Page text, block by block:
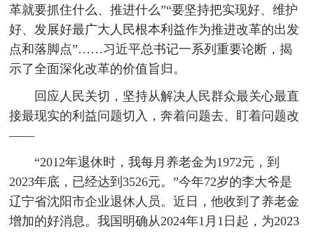
革就要抓住什么、推进什么”“要坚持把实现好、维护
好、发展好最广大人民根本利益作为推进改革的出发
点和落脚点”……习近平总书记一系列重要论断，揭
示了全面深化改革的价值旨归。
回应人民关切，坚持从解决人民群众最关心最直
接最现实的利益问题切入，奔着问题去、盯着问题改
——
“2012年退休时，我每月养老金为1972元，到
2023年底，已经达到3526元。”今年72岁的李大爷是
辽宁省沈阳市企业退休人员。近日，他收到了养老金
增加的好消息。我国明确从2024年1月1日起，为2023